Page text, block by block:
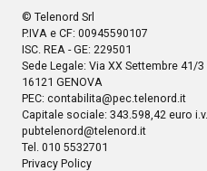
© Telenord Srl
P.IVA e CF: 00945590107
ISC. REA - GE: 229501
Sede Legale: Via XX Settembre 41/3
16121 GENOVA
PEC: contabilita@pec.telenord.it
Capitale sociale: 343.598,42 euro i.v.
pubtelenord@telenord.it
Tel. 010 5532701
Privacy Policy